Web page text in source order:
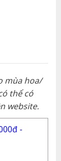
mùa hoa/
thể có
website.
-